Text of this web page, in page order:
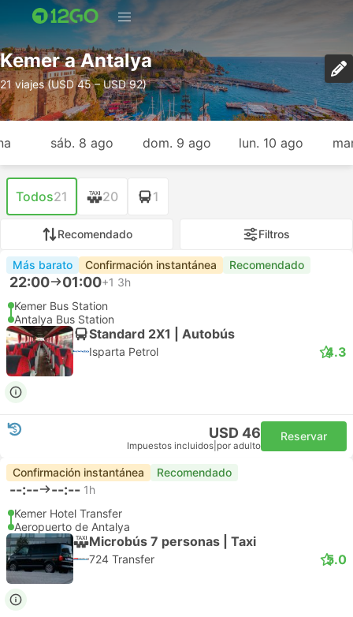
Kemer a Antalya
21 viajes (USD 45 – USD 92)
sáb. 8 ago dom. 9 ago lun. 10 ago
Todos21 20 1
Recomendado Filtros
Más barato Confirmación instantánea Recomendado
22:00 01:00+1 3h
Kemer Bus Station
Antalya Bus Station
Standard 2X1 | Autobús
Isparta Petrol 4.3
USD 46
Impuestos incluidos por adulto
Reservar
Confirmación instantánea Recomendado
--:-- --:-- 1h
Kemer Hotel Transfer
Aeropuerto de Antalya
Microbús 7 personas | Taxi
724 Transfer 5.0